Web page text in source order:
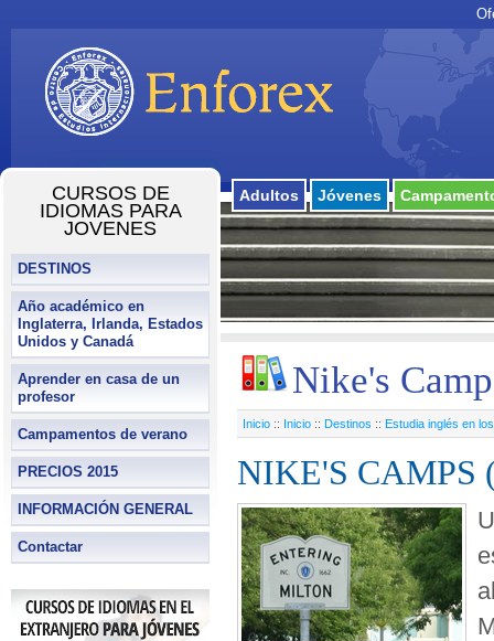
Adultos Jóvenes
CURSOS DE
IDIOMAS PARA
JOVENES
DESTINOS
Año académico en
Inglaterra, Irlanda, Estados
Unidos y Canadá
Aprender en casa de un
profesor
Campamentos de verano
PRECIOS 2015
INFORMACIÓN GENERAL
Contactar
Nike's
Inicio :: Inicio :: Destinos :: Estudia inglés en
NIKE'S CAMPS